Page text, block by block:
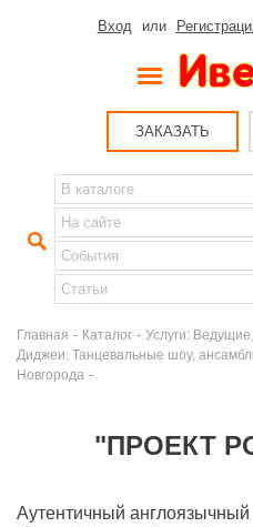
Вход или
ЗАКАЗАТЬ
Главная - Каталог - Услуги:
Диджеи, Танцевальные шоу,
Новгорода -
"ПРОЕКТ
Аутентичный